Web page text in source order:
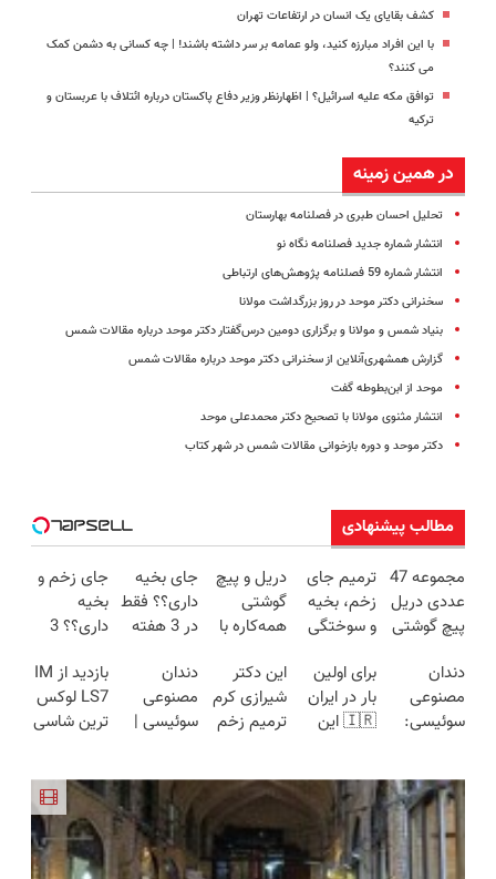
کشف بقایای یک انسان در ارتفاعات تهران
با این افراد مبارزه کنید، ولو عمامه بر سر داشته باشند! | چه کسانی به دشمن کمک
می کنند؟
توافق مکه علیه اسرائیل؟ | اظهارنظر وزیر دفاع پاکستان درباره ائتلاف با عربستان و
ترکیه
در همین زمینه
تحلیل احسان طبری در فصلنامه بهارستان
انتشار شماره جدید فصلنامه نگاه نو
انتشار شماره 59 فصلنامه ‌پژوهش‌های ارتباطی
سخنرانی دکتر موحد در روز بزرگداشت مولانا
بنیاد شمس و مولانا و برگزاری دومین درس‌گفتار دکتر موحد درباره مقالات شمس
گزارش همشهری‌آنلاین از سخنرانی دکتر موحد درباره مقالات شمس
موحد از ابن‌بطوطه گفت
انتشار مثنوی مولانا با تصحیح دکتر محمدعلی موحد
دکتر موحد و دوره بازخوانی مقالات شمس در شهر کتاب
مطالب پیشنهادی
مجموعه 47
عددی دریل
پیچ گوشتی
(تخفیف به
مدت
محدود)
ترمیم جای
زخم، بخیه
و سوختگی
هفته!!😍
دریل و پیچ
گوشتی
همه‌کاره با
هوشمند ⚙️
(نصف
قیمت بازار
جای بخیه
داری؟؟ فقط
در 3 هفته
کن!😍
جای زخم و
بخیه
داری؟؟ 3
محوش کن!
دندان
مصنوعی
سوئیسی:
اروپا، سبک
و مقاوم |
پرداخت
قسطی
برای اولین
بار در ایران
🇮🇷 این
23 روزه
ساخت!
این دکتر
شیرازی کرم
ترمیم زخم
دندان
مصنوعی
سوئیسی |
طبیعی!
ویزیت
رایگان+پرداخت
اقساطی😍
بازدید از IM
LS7 لوکس
ترین شاسی
باشگاه
انقلاب